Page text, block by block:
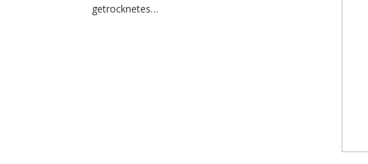
getrocknetes…